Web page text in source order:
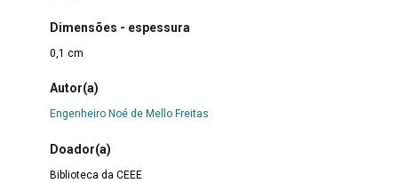
Dimensões - espessura
0,1 cm
Autor(a)
Engenheiro Noé de Mello Freitas
Doador(a)
Biblioteca da CEEE